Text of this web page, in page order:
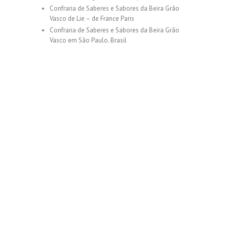
Confraria de Saberes e Sabores da Beira Grão
Vasco de Lie – de France Paris
Confraria de Saberes e Sabores da Beira Grão
Vasco em São Paulo. Brasil